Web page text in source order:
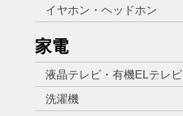
イヤホン・ヘッドホン
家電
液晶テレビ・有機ELテレビ
洗濯機